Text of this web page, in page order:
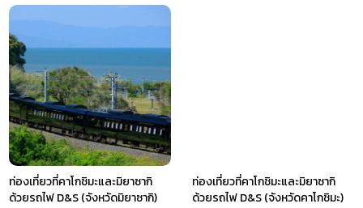
ท่องเที่ยวที่คาโกชิมะและมิยาซากิ
ด้วยรถไฟ D&S (จังหวัดมิยาซากิ)
ท่องเที่ยวที่คาโกชิมะและมิยาซากิ
ด้วยรถไฟ D&S (จังหวัดคาโกชิมะ)